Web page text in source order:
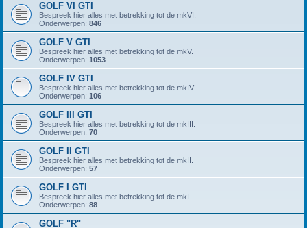
GOLF VI GTI
Bespreek hier alles met betrekking tot de mkVI.
Onderwerpen: 846
GOLF V GTI
Bespreek hier alles met betrekking tot de mkV.
Onderwerpen: 1053
GOLF IV GTI
Bespreek hier alles met betrekking tot de mkIV.
Onderwerpen: 106
GOLF III GTI
Bespreek hier alles met betrekking tot de mkIII.
Onderwerpen: 70
GOLF II GTI
Bespreek hier alles met betrekking tot de mkII.
Onderwerpen: 57
GOLF I GTI
Bespreek hier alles met betrekking tot de mkI.
Onderwerpen: 88
GOLF "R"